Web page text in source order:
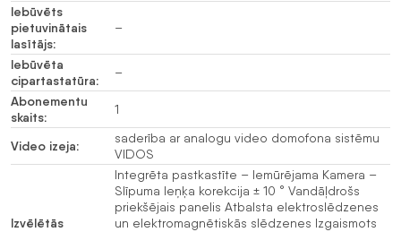
Iebūvēts
pietuvinātais
lasītājs:
–
Iebūvēta
cipartastatūra:
–
Abonementu
skaits:
1
Video izeja:
saderība ar analogu video domofona sistēmu
VIDOS
Izvēlētās
Integrēta pastkastīte – Iemūrējama Kamera –
Slīpuma leņķa korekcija ± 10 ° Vandāļdrošs
priekšējais panelis Atbalsta elektroslēdzenes
un elektromagnētiskās slēdzenes Izgaismots